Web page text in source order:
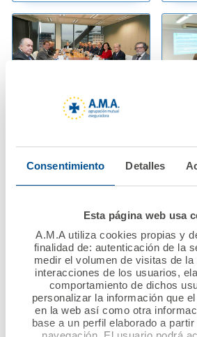
Consentimiento Detalles
Esta página web usa
A.M.A utiliza cookies propias y
finalidad de: autenticación de la
medir el volumen de visitas de la
interacciones de los usuarios,
comportamiento de dichos
personalizar la información que
en la web así como otra
base a un perfil elaborado a
La Fundación A.M.A.
aprueba más de 70
Ver noticia
de
de
Ver